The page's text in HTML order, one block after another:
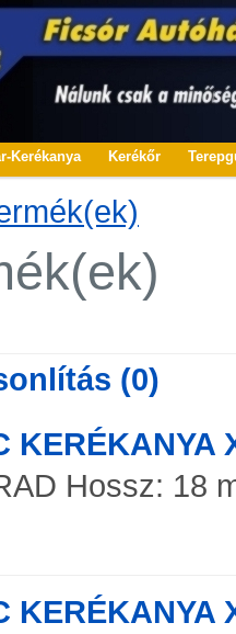
Kerékanya Kerékőr
(0)
KERÉKANYA
Hossz: 18
KERÉKANYA